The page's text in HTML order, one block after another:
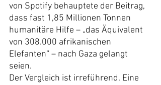
von Spotify behauptete der Beitrag,
dass fast 1,85 Millionen Tonnen
humanitäre Hilfe – „das Äquivalent
von 308.000 afrikanischen
Elefanten“ – nach Gaza gelangt
seien.
Der Vergleich ist irreführend. Eine